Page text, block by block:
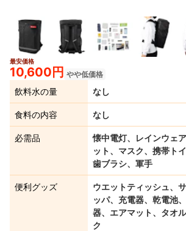
最安価格
10,600円 やや低価格
飲料水の量 なし
食料の内容 なし
必需品
懐中電灯、レインウェ
ット、マスク、携帯ト
歯ブラシ、軍手
便利グッズ
ウエットティッシュ、
ッパ、充電器、乾電池
器、エアマット、タオ
ク